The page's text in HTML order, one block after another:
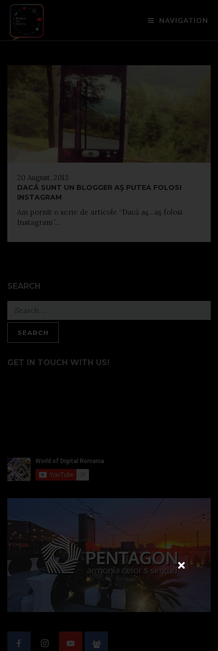
NAVIGATION
20 August, 2013
DACĂ SUNT UN BLOGGER AŞ PUTEA FOLOSI
INSTAGRAM
Am pornit o serie de articole “Dacă aş…aş folosi
Instagram”...
SEARCH
for:
GET IN TOUCH WITH US!